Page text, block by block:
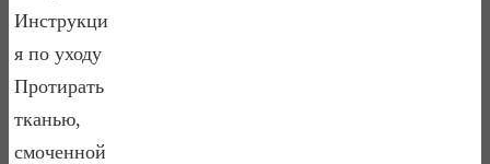
Инструкци
я по уходу
Протирать
тканью,
смоченной